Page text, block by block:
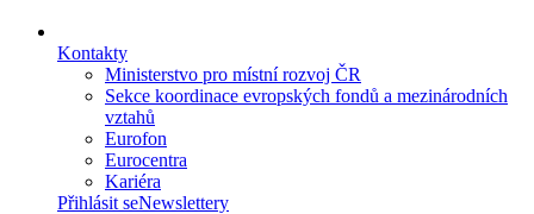
Kontakty
Ministerstvo pro místní rozvoj ČR
Sekce koordinace evropských fondů a mezinárodních
vztahů
Eurofon
Eurocentra
Kariéra
Přihlásit seNewslettery